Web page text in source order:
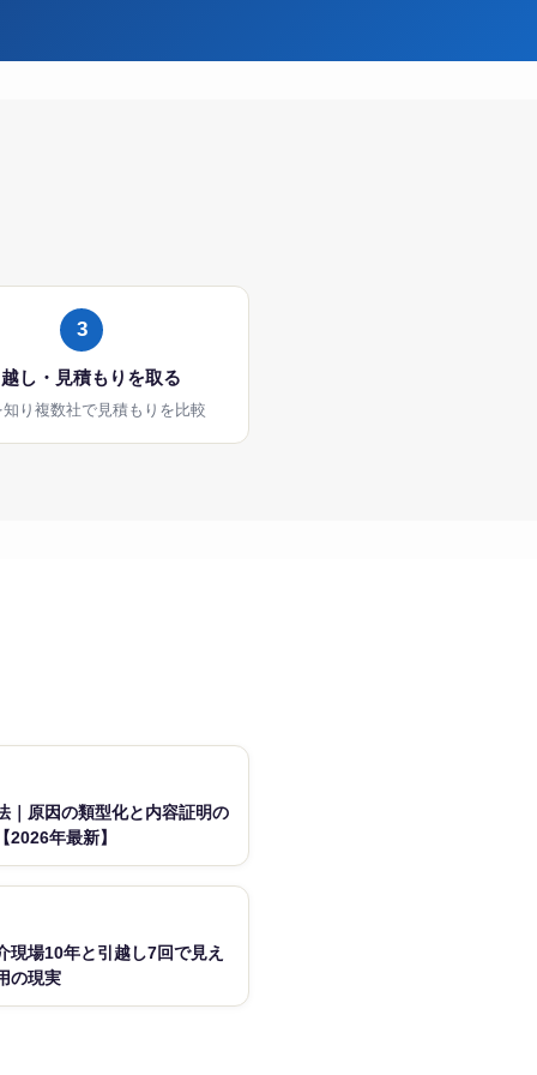
3
し・見積もりを取る
知り複数社で見積もりを比較
｜原因の類型化と内容証明の
年最新】
現場10年と引越し7回で見え
の現実